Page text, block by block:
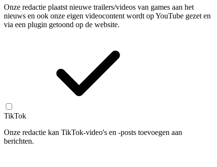
Onze redactie plaatst nieuwe trailers/videos van games aan het
nieuws en ook onze eigen videocontent wordt op YouTube gezet en
via een plugin getoond op de website.
TikTok
Onze redactie kan TikTok-video's en -posts toevoegen aan
berichten.